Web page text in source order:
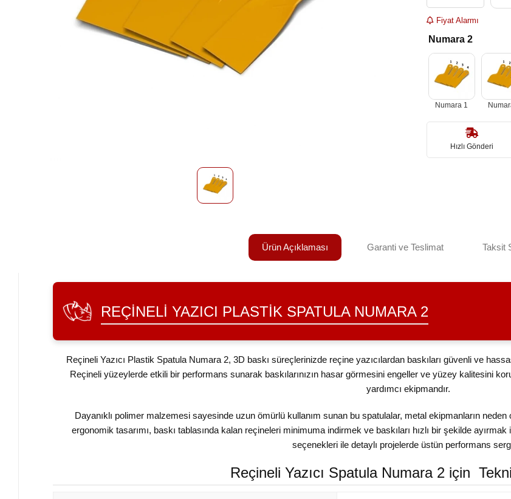
Fiyat Alarmı
Numara 2
Numara 1
Hızlı Gönderi
Ürün Açıklaması Garanti ve Teslimat Taksit
REÇINELI YAZICI PLASTIK SPATULA NUMARA 2
Reçineli Yazıcı Plastik Spatula Numara 2, 3D baskı süreçlerinizde reçine yazıcılardan baskıları güvenli ve
Reçineli yüzeylerde etkili bir performans sunarak baskılarınızın hasar görmesini engeller ve yüzey kalitesini
yardımcı ekipmandır.
Dayanıklı polimer malzemesi sayesinde uzun ömürlü kullanım sunan bu spatulalar, metal ekipmanların
ergonomik tasarımı, baskı tablasında kalan reçineleri minimuma indirmek ve baskıları hızlı bir şekilde
seçenekleri ile detaylı projelerde üstün performans
Reçineli Yazıcı Spatula Numara 2 için